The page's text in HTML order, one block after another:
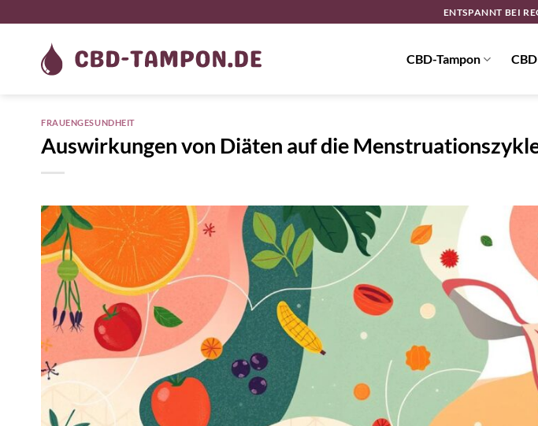
springen
ENTSPANNT BEI
CBD-Tampon
FRAUENGESUNDHEIT
Auswirkungen von Diäten auf die